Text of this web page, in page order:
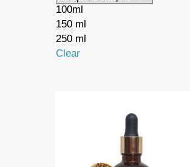
100ml
150 ml
250 ml
Clear